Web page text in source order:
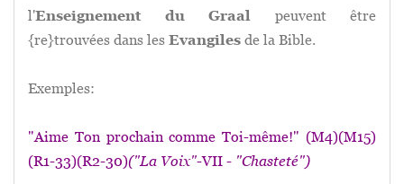
l'Enseignement du Graal peuvent être
{re}trouvées dans les Evangiles de la Bible.
Exemples:
"Aime Ton prochain comme Toi-même!" (M4)(M15)
(R1-33)(R2-30)("La Voix"-VII - "Chasteté")